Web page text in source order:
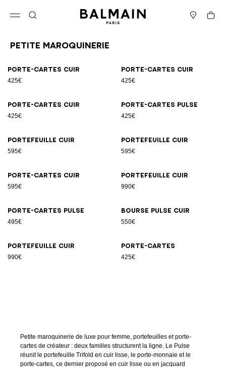
Panier
Petite Maroquinerie
Porte-cartes cuir
425€
Porte-cartes cuir
425€
Porte-cartes cuir
425€
Porte-cartes Pulse
425€
Portefeuille cuir
595€
Portefeuille cuir
595€
Porte-cartes cuir
595€
Portefeuille cuir
990€
Porte-cartes Pulse
495€
Bourse Pulse cuir
550€
Portefeuille cuir
990€
Porte-cartes
425€
Petite maroquinerie de luxe pour femme, portefeuilles et porte-
cartes de créateur : deux familles structurent la ligne. Le Pulse
réunit le portefeuille Trifold en cuir lisse, le porte-monnaie et le
porte-cartes, ce dernier proposé en cuir lisse ou en jacquard